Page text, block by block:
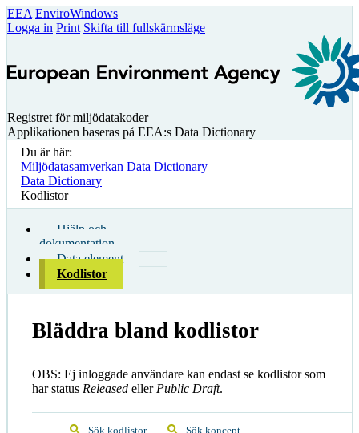
EEA EnviroWindows
Logga in Print Skifta till fullskärmsläge
Registret för miljödatakoder
Applikationen baseras på EEA:s Data Dictionary
Du är här:
Miljödatasamverkan Data Dictionary
Data Dictionary
Kodlistor
Hjälp och
dokumentation
Data element
Kodlistor
Bläddra bland kodlistor
OBS: Ej inloggade användare kan endast se kodlistor som
har status Released eller Public Draft.
Sök kodlistor Sök koncept